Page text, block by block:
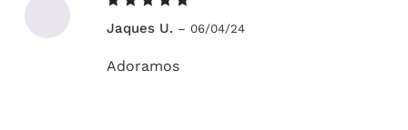
5de 5
Jaques U. – 06/04/24
Adoramos